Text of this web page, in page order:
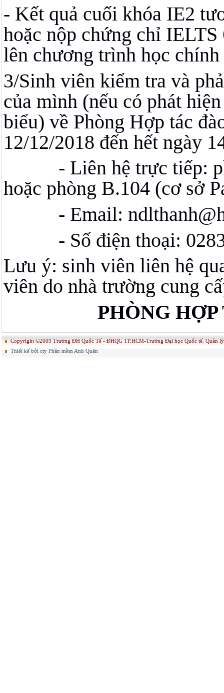
- Kết quả cuối khóa IE2
hoặc nộp chứng chỉ
lên chương trình học
3/Sinh viên kiểm tra và
của mình (nếu có phát
biểu) về Phòng Hợp tác
12/12/2018 đến hết ngày
- Liên hệ trực tiếp:
hoặc phòng B.104 (cơ sở
- Email:
- Số điện thoại:
Lưu ý: sinh viên liên hệ
viên do nhà trường cung
PHÒNG
Copyright ©2009 Trường ĐH Quốc Tế - ĐHQG TP.HCM-Trường Đại học Quốc tế. Quản
Thiết kế bởi cty Phần mềm Anh Quân